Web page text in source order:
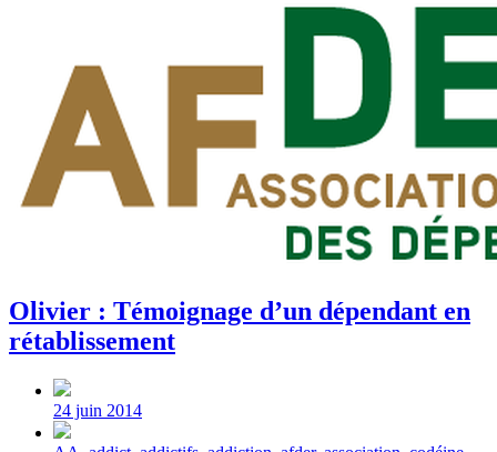
Olivier : Témoignage d’un dépendant en
rétablissement
Post
date
24 juin 2014